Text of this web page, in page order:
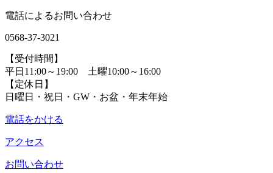
電話によるお問い合わせ
0568-37-3021
【受付時間】
平日11:00～19:00 土曜10:00～16:00
【定休日】
日曜日・祝日・GW・お盆・年末年始
電話をかける
アクセス
お問い合わせ